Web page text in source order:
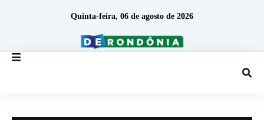
Quinta-feira, 06 de agosto de 2026